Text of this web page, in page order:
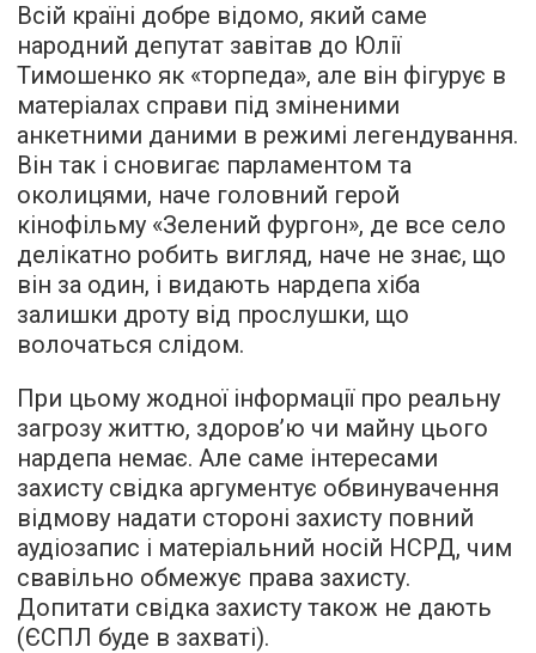
Всій країні добре відомо, який саме
народний депутат завітав до Юлії
Тимошенко як «торпеда», але він фігурує в
матеріалах справи під зміненими
анкетними даними в режимі легендування.
Він так і сновигає парламентом та
околицями, наче головний герой
кінофільму «Зелений фургон», де все село
делікатно робить вигляд, наче не знає, що
він за один, і видають нардепа хіба
залишки дроту від прослушки, що
волочаться слідом.
При цьому жодної інформації про реальну
загрозу життю, здоров’ю чи майну цього
нардепа немає. Але саме інтересами
захисту свідка аргументує обвинувачення
відмову надати стороні захисту повний
аудіозапис і матеріальний носій НСРД, чим
свавільно обмежує права захисту.
Допитати свідка захисту також не дають
(ЄСПЛ буде в захваті).